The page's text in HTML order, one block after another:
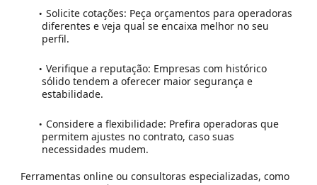
Solicite cotações: Peça orçamentos para operadoras
diferentes e veja qual se encaixa melhor no seu
perfil.
Verifique a reputação: Empresas com histórico
sólido tendem a oferecer maior segurança e
estabilidade.
Considere a flexibilidade: Prefira operadoras que
permitem ajustes no contrato, caso suas
necessidades mudem.
Ferramentas online ou consultoras especializadas, como